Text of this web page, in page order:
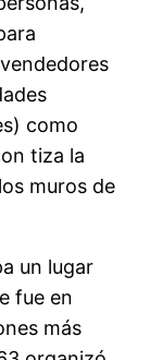
como
tiza la
muros de
un lugar
fue en
más